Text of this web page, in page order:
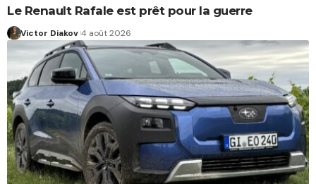
Le Renault Rafale est prêt pour la guerre
Victor Diakov 4 août 2026